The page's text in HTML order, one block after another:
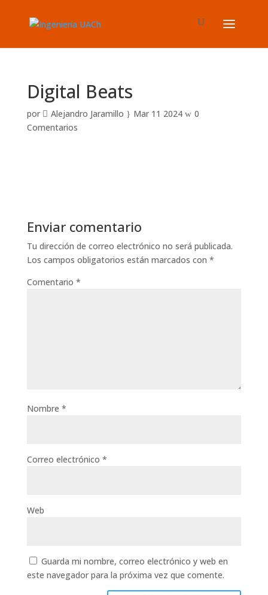
Digital Beats
por Alejandro Jaramillo Mar 11 2024
0
Comentarios
Enviar comentario
Tu dirección de correo electrónico no será publicada.
Los campos obligatorios están marcados con *
Comentario *
Nombre *
Correo electrónico *
Web
Guarda mi nombre, correo electrónico y web en
este navegador para la próxima vez que comente.